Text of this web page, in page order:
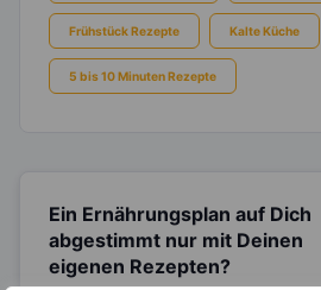
Frühstück Rezepte Kalte Küche
5 bis 10 Minuten Rezepte
Ein Ernährungsplan auf Dich
abgestimmt nur mit Deinen
eigenen Rezepten?